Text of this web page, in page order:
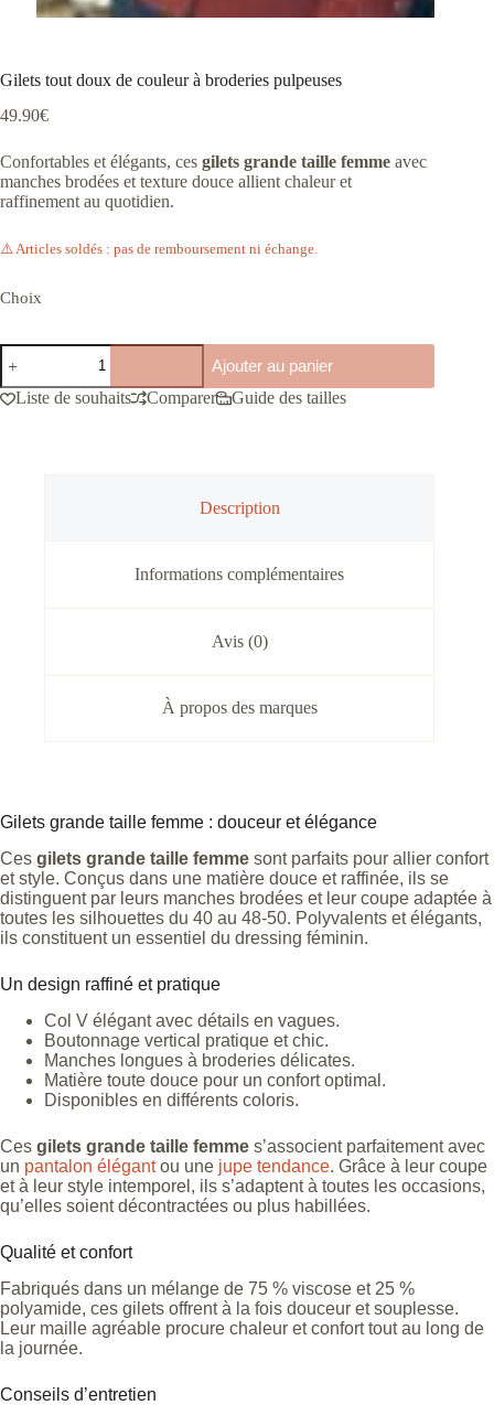
Gilets tout doux de couleur à broderies pulpeuses
49.90€
Confortables et élégants, ces gilets grande taille femme avec
manches brodées et texture douce allient chaleur et
raffinement au quotidien.
⚠️ Articles soldés : pas de remboursement ni échange.
Choix
quantité
de
Gilets
tout
Ajouter au panier
Liste de souhaits
Comparer Guide des tailles
Description
Informations complémentaires
Avis (0)
À propos des marques
Gilets grande taille femme : douceur et élégance
Ces gilets grande taille femme sont parfaits pour allier confort
et style. Conçus dans une matière douce et raffinée, ils se
distinguent par leurs manches brodées et leur coupe adaptée à
toutes les silhouettes du 40 au 48-50. Polyvalents et élégants,
ils constituent un essentiel du dressing féminin.
Un design raffiné et pratique
Col V élégant avec détails en vagues.
Boutonnage vertical pratique et chic.
Manches longues à broderies délicates.
Matière toute douce pour un confort optimal.
Disponibles en différents coloris.
Ces gilets grande taille femme s’associent parfaitement avec
un pantalon élégantou une jupe tendance. Grâce à leur coupe
et à leur style intemporel, ils s’adaptent à toutes les occasions,
qu’elles soient décontractées ou plus habillées.
Qualité et confort
Fabriqués dans un mélange de 75 % viscose et 25 %
polyamide, ces gilets offrent à la fois douceur et souplesse.
Leur maille agréable procure chaleur et confort tout au long de
la journée.
Conseils d’entretien